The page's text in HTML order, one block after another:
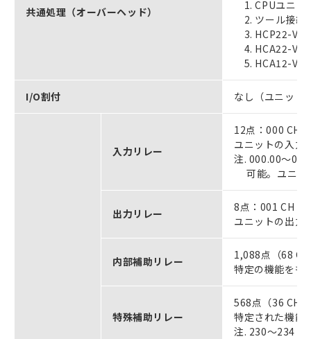
共通処理（オーバーヘッド）
1. CPUユニッ
2. ツール接続
3. HCP22-V1/
4. HCA22-V1
5. HCA12-V1
I/O割付 なし（ユニット
入力リレー
12点：000 CH
ユニットの入力
注. 000.00～
可能。ユニッ
出力リレー
8点：001 CH（
ユニットの出力
内部補助リレー
1,088点（68
特定の機能をも
特殊補助リレー
568点（36 CH
特定された機能
注. 230～234